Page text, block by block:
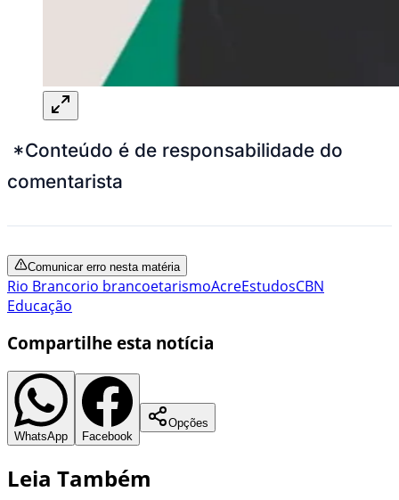
*Conteúdo é de responsabilidade do
comentarista
Comunicar erro nesta matéria
Rio Brancorio brancoetarismoAcreEstudosCBN
Educação
Compartilhe esta notícia
WhatsApp Facebook
Opções
Leia Também